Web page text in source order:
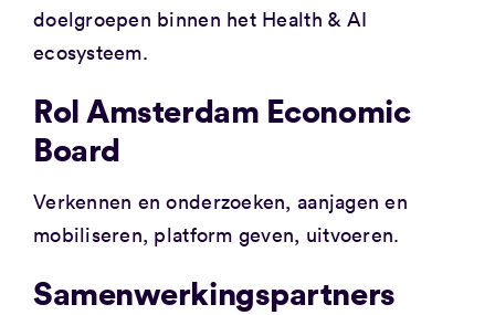
doelgroepen binnen het Health & AI
ecosysteem.
Rol Amsterdam Economic
Board
Verkennen en onderzoeken, aanjagen en
mobiliseren, platform geven, uitvoeren.
Samenwerkingspartners